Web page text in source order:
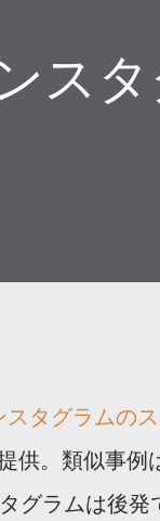
ス
タグラムの
供。類似事
グラムは後